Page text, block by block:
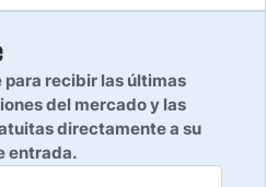
para recibir las últimas
del mercado y las
directamente a su
entrada.